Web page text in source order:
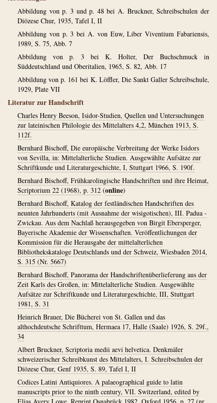
Abbildung von p. 3 und p. 48 bei A. Bruckner, Schreibschulen der
Diözese Chur, 1935, Tafel I, II
Abbildung von p. 3 bei A. von Euw, Liber Viventium Fabariensis,
1989, S. 75, Abb. 7
Abbildung von p. 3 bei K. Holter, Der Buchschmuck in
Süddeutschland und Oberitalien, 1965, S. 82, Abb. 17
Abbildung von p. 161 bei K. Löffler, Die Sankt Galler Schreibschule,
1929, Plate VII
Literatur zur Handschrift
Charles Henry Beeson, Isidor-Studien, Quellen und Untersuchungen
zur lateinischen Philologie des Mittelalters 4,2, München 1913, S.
112f.
Bernhard Bischoff, Die europäische Verbreitung der Werke Isidors
von Sevilla, in: Mittelalterliche Studien. Ausgewählte Aufsätze zur
Schriftkunde und Literaturgeschichte, I, Stuttgart 1966, S. 190f.
Bernhard Bischoff, Frühkarolingische Handschriften und ihre Heimat,
Scriptorium 22 (1968), p. 312 (online)
Bernhard Bischoff, Katalog der festländischen Handschriften des
neunten Jahrhunderts (mit Ausnahme der wisigotischen), III. Padua -
Zwickau. Aus dem Nachlaß herausgegeben von Birgit Ebersperger,
Bayerische Akademie der Wissenschaften. Veröffentlichungen der
Kommission für die Herausgabe der mittelalterlichen
Bibliothekskataloge Deutschlands und der Schweiz, Wiesbaden 2014,
S. 315 (Nr. 5667)
Bernhard Bischoff, Panorama der Handschriftenüberlieferung aus der
Zeit Karls des Großen, in: Mittelalterliche Studien. Ausgewählte
Aufsätze zur Schriftkunde und Literaturgeschichte, III, Stuttgart
1981, S. 31
Heinrich Brauer, Die Bücherei von St. Gallen und das
althochdeutsche Schrifttum, Hermaea 17, Halle (Saale) 1926, S. 29f.,
34
Albert Bruckner, Scriptoria medii aevi helvetica. Denkmäler
schweizerischer Schreibkunst des Mittelalters, I. Schreibschulen der
Diözese Chur, Genf 1935, S. 89, Tafel I, II
Codices Latini Antiquiores. A palaeographical guide to latin
manuscripts prior to the ninth century, VII. Switzerland, edited by